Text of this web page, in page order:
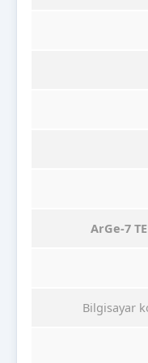
ArGe-7
Bilgisayar